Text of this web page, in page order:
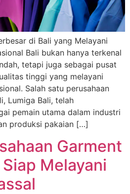
di Bali yang Melayani
Bali bukan hanya terkenal
tetapi juga sebagai pusat
tinggi yang melayani
Salah satu perusahaan
Lumiga Bali, telah
pemain utama dalam industri
produksi pakaian […]
Garment
Melayani